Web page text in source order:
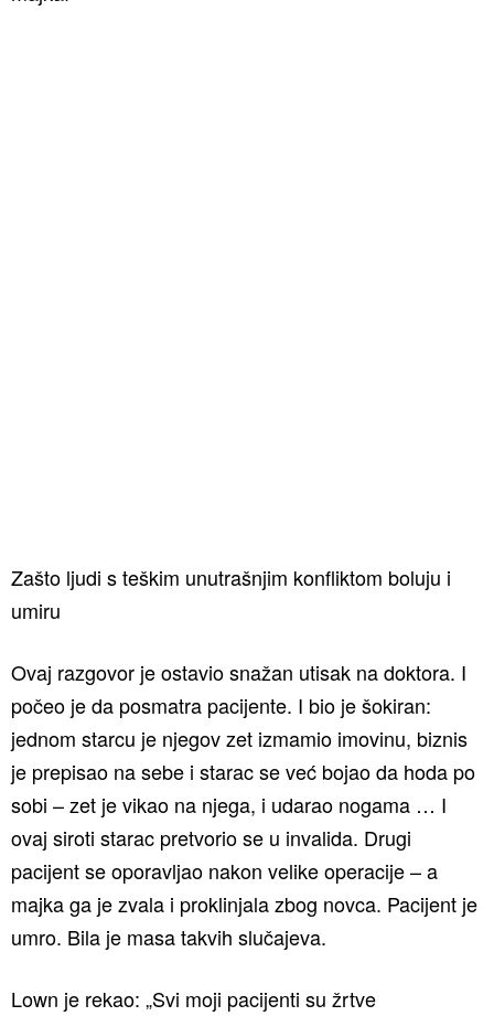
Zašto ljudi s teškim unutrašnjim konfliktom boluju i
umiru
Ovaj razgovor je ostavio snažan utisak na doktora. I
počeo je da posmatra pacijente. I bio je šokiran:
jednom starcu je njegov zet izmamio imovinu, biznis
je prepisao na sebe i starac se već bojao da hoda po
sobi – zet je vikao na njega, i udarao nogama … I
ovaj siroti starac pretvorio se u invalida. Drugi
pacijent se oporavljao nakon velike operacije – a
majka ga je zvala i proklinjala zbog novca. Pacijent je
umro. Bila je masa takvih slučajeva.
Lown je rekao: „Svi moji pacijenti su žrtve